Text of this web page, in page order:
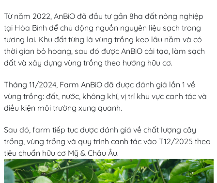
Từ năm 2022, AnBiO đã đầu tư gần 8ha đất nông nghiệp
tại Hòa Bình để chủ động nguồn nguyên liệu sạch trong
tương lai. Khu đất từng là vùng trồng keo lâu năm và có
thời gian bỏ hoang, sau đó được AnBiO cải tạo, làm sạch
đất và xây dựng vùng trồng theo hướng hữu cơ.
Tháng 11/2024, Farm AnBiO đã được đánh giá lần 1 về
vùng trồng: đất, nước, không khí, vị trí khu vực canh tác và
điều kiện môi trường xung quanh.
Sau đó, farm tiếp tục được đánh giá về chất lượng cây
trồng, vùng trồng và quy trình canh tác vào T12/2025 theo
tiêu chuẩn hữu cơ Mỹ & Châu Âu.